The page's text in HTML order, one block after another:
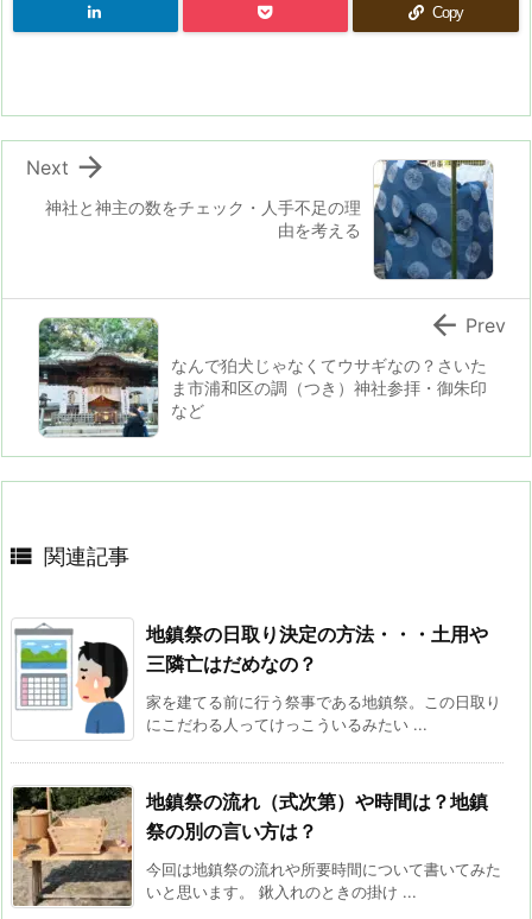
Copy
神社と神主の数をチェック・人手不足の理
由を考える

Next
なんで狛犬じゃなくてウサギなの？さいた
ま市浦和区の調（つき）神社参拝・御朱印
など
 Prev
 関連記事
地鎮祭の日取り決定の方法・・・土用や
三隣亡はだめなの？
家を建てる前に行う祭事である地鎮祭。この日取り
にこだわる人ってけっこういるみたい ...
地鎮祭の流れ（式次第）や時間は？地鎮
祭の別の言い方は？
今回は地鎮祭の流れや所要時間について書いてみた
いと思います。 鍬入れのときの掛け ...